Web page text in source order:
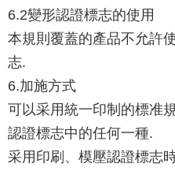
6.2變形認證標志的使用
本規則覆蓋的產品不允許
志.
6.加施方式
可以采用統一印制的標准
認證標志中的任何一種.
采用印刷、模壓認證標志